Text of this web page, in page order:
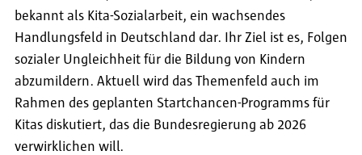
bekannt als Kita-Sozialarbeit, ein wachsendes
Handlungsfeld in Deutschland dar. Ihr Ziel ist es, Folgen
sozialer Ungleichheit für die Bildung von Kindern
abzumildern. Aktuell wird das Themenfeld auch im
Rahmen des geplanten Startchancen-Programms für
Kitas diskutiert, das die Bundesregierung ab 2026
verwirklichen will.